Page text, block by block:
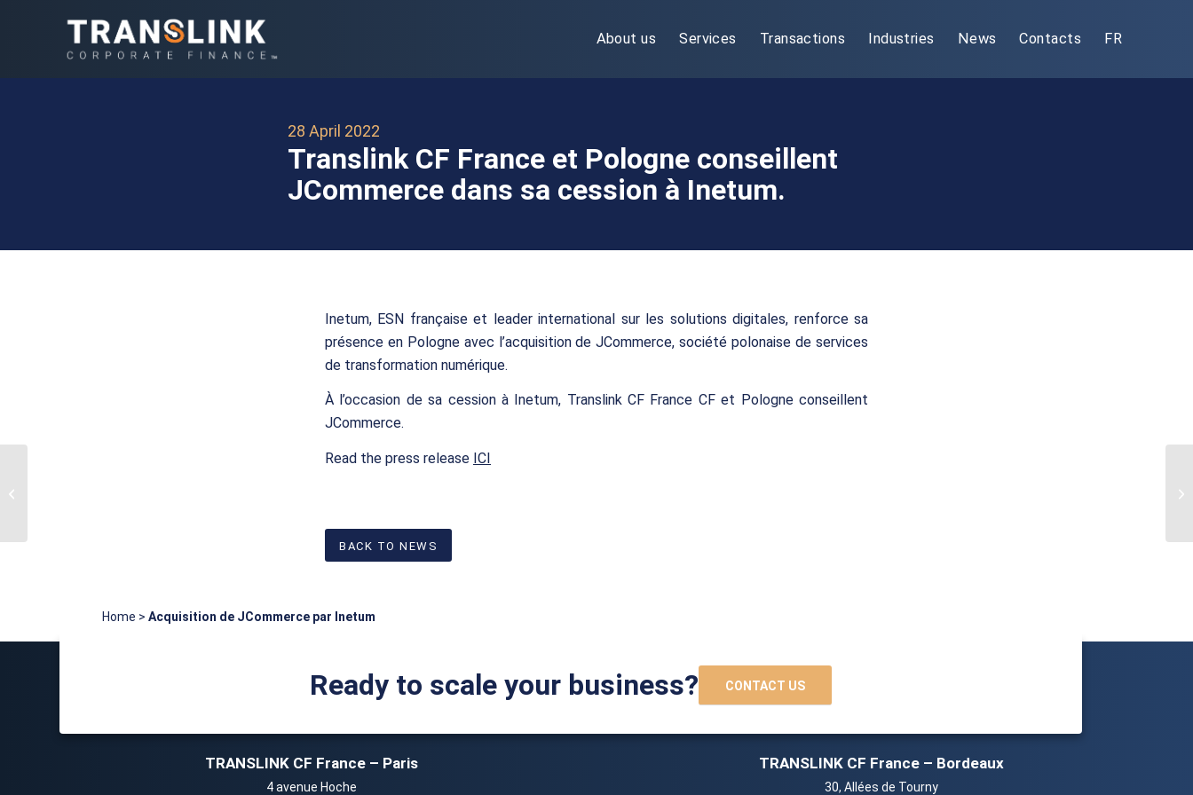
About us Services Transactions Industries News Contacts FR
28 April 2022
Translink CF France et Pologne conseillent
JCommerce dans sa cession à Inetum.
Inetum, ESN française et leader international sur les solutions digitales, renforce sa
présence en Pologne avec l’acquisition de JCommerce, société polonaise de services
de transformation numérique.
À l’occasion de sa cession à Inetum, Translink CF France CF et Pologne conseillent
JCommerce.
Read the press release ICI
BACK TO NEWS
Home > Acquisition de JCommerce par Inetum
Ready to scale your business? CONTACT US
TRANSLINK CF France – Paris
4 avenue Hoche
TRANSLINK CF France – Bordeaux
30, Allées de Tourny